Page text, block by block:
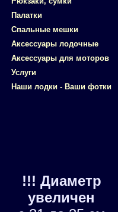
Палатки
Спальные мешки
Аксессуары лодочные
Аксессуары для моторов
Услуги
Наши лодки - Ваши фотки
!!! Диаметр
увеличен